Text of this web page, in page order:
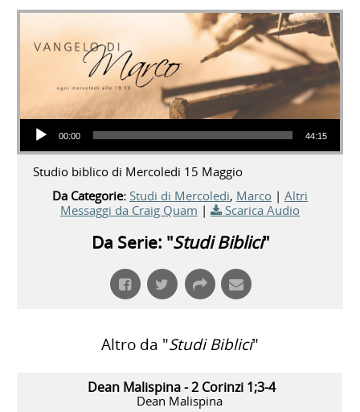
Audio Player
00:00 44:15
Studio biblico di Mercoledi 15 Maggio
Da Categorie: Studi di Mercoledi, Marco | Altri
Messaggi da Craig Quam | Scarica Audio
Da Serie: "Studi Biblici"
Altro da "Studi Biblici"
Dean Malispina - 2 Corinzi 1;3-4
Dean Malispina